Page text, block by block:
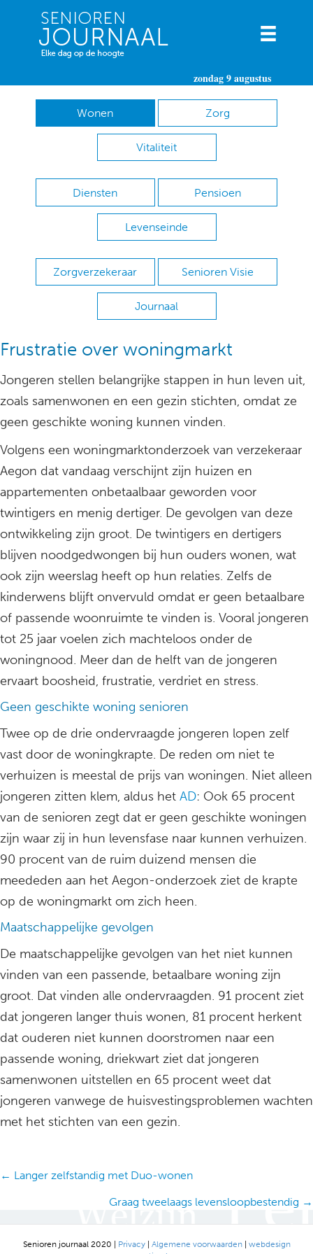
zondag 9 augustus
Wonen Zorg
Vitaliteit
Diensten Pensioen
Levenseinde
Zorgverzekeraar Senioren Visie
Journaal
Frustratie over woningmarkt
Jongeren stellen belangrijke stappen in hun leven uit,
zoals samenwonen en een gezin stichten, omdat ze
geen geschikte woning kunnen vinden.
Volgens een woningmarktonderzoek van verzekeraar
Aegon dat vandaag verschijnt zijn huizen en
appartementen onbetaalbaar geworden voor
twintigers en menig dertiger. De gevolgen van deze
ontwikkeling zijn groot. De twintigers en dertigers
blijven noodgedwongen bij hun ouders wonen, wat
ook zijn weerslag heeft op hun relaties. Zelfs de
kinderwens blijft onvervuld omdat er geen betaalbare
of passende woonruimte te vinden is. Vooral jongeren
tot 25 jaar voelen zich machteloos onder de
woningnood. Meer dan de helft van de jongeren
ervaart boosheid, frustratie, verdriet en stress.
Geen geschikte woning senioren
Twee op de drie ondervraagde jongeren lopen zelf
vast door de woningkrapte. De reden om niet te
verhuizen is meestal de prijs van woningen. Niet alleen
jongeren zitten klem, aldus het AD: Ook 65 procent
van de senioren zegt dat er geen geschikte woningen
zijn waar zij in hun levensfase naar kunnen verhuizen.
90 procent van de ruim duizend mensen die
meededen aan het Aegon-onderzoek ziet de krapte
op de woningmarkt om zich heen.
Maatschappelijke gevolgen
De maatschappelijke gevolgen van het niet kunnen
vinden van een passende, betaalbare woning zijn
groot. Dat vinden alle ondervraagden. 91 procent ziet
dat jongeren langer thuis wonen, 81 procent herkent
dat ouderen niet kunnen doorstromen naar een
passende woning, driekwart ziet dat jongeren
samenwonen uitstellen en 65 procent weet dat
jongeren vanwege de huisvestingsproblemen wachten
met het stichten van een gezin.
Posts
← Langer zelfstandig met Duo-wonen
Graag tweelaags levensloopbestendig →
Senioren journaal 2020 | Privacy| Algemene voorwaarden| webdesign